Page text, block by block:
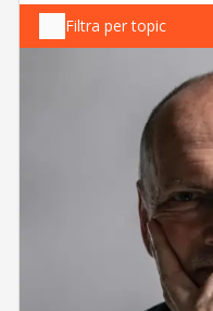
Filtra per topic